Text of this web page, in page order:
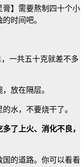
】需要熬制四十个小
时间吧。
，一共五十克就差不多
放在隔层。
水，不要烧干了。
了上火、消化不良，
的道路。你可以看看